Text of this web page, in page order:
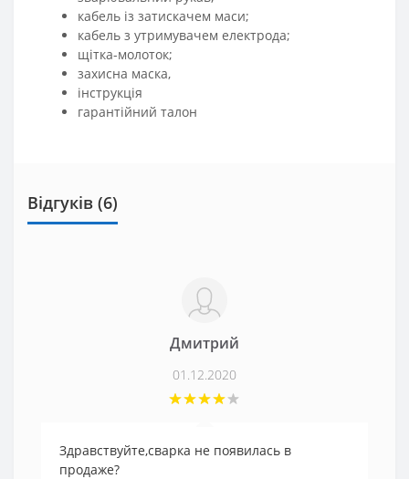
кабель із затискачем маси;
кабель з утримувачем електрода;
щітка-молоток;
захисна маска,
інструкція
гарантійний талон
Відгуків (6)
Дмитрий
01.12.2020
Здравствуйте,сварка не появилась в
продаже?